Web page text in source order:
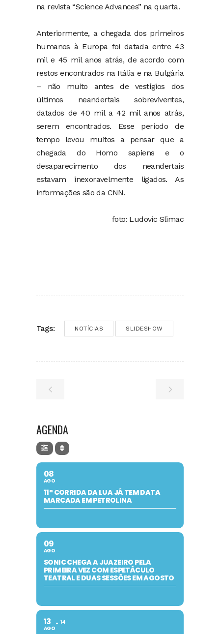
na revista “Science Advances” na quarta.
Anteriormente, a chegada dos primeiros
humanos à Europa foi datada entre 43
mil e 45 mil anos atrás, de acordo com
restos encontrados na Itália e na Bulgária
– não muito antes de vestígios dos
últimos neandertais sobreviventes,
datados de 40 mil a 42 mil anos atrás,
serem encontrados. Esse período de
tempo levou muitos a pensar que a
chegada do Homo sapiens e o
desaparecimento dos neandertais
estavam inexoravelmente ligados. As
informações são da CNN.
foto: Ludovic Slimac
Tags: NOTÍCIAS SLIDESHOW
AGENDA
08
AGO
11ª CORRIDA DA LUA JÁ TEM DATA
MARCADA EM PETROLINA
09
AGO
SONIC CHEGA A JUAZEIRO PELA
PRIMEIRA VEZ COM ESPETÁCULO
TEATRAL E DUAS SESSÕES EM AGOSTO
13
AGO
14